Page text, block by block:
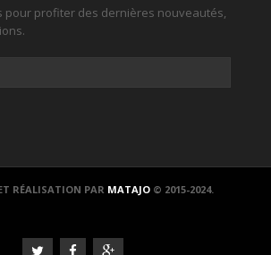
pour profiter des dernières nouveautés,
RÉALISATION PAR MATAJO © 2015-2024.